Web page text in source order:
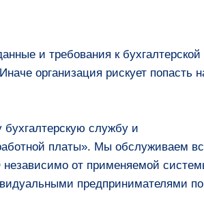
и требования к бухгалтерской
организация рискует попасть
бухгалтерскую службу и
платы». Мы обслуживаем
от применяемой
предпринимателями по